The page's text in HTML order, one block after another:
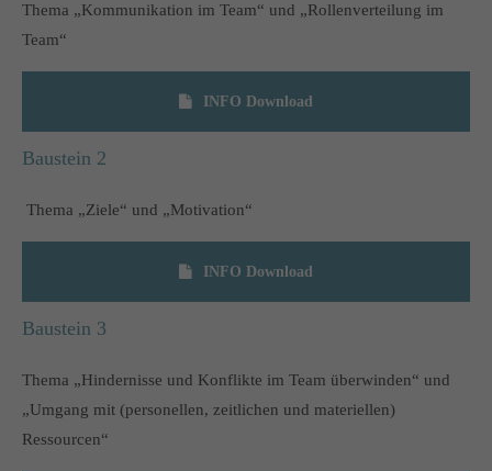
Thema „Kommunikation im Team“ und „Rollenverteilung im
Team“
INFO Download
Baustein 2
Thema „Ziele“ und „Motivation“
INFO Download
Baustein 3
Thema „Hindernisse und Konflikte im Team überwinden“ und
„Umgang mit (personellen, zeitlichen und materiellen)
Ressourcen“